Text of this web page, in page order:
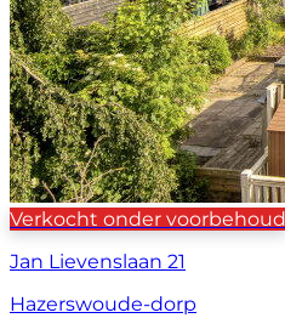
Verkocht onder voorbehoud
Jan Lievenslaan 21
Hazerswoude-dorp